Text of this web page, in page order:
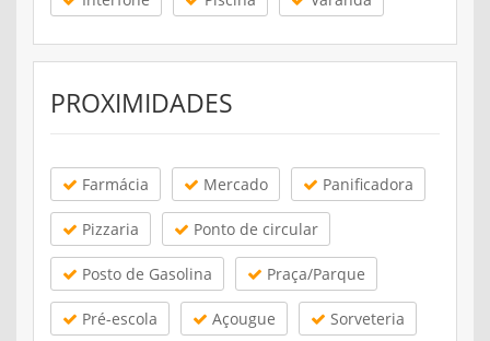
PROXIMIDADES
Farmácia Mercado Panificadora
Pizzaria Ponto de circular
Posto de Gasolina Praça/Parque
Pré-escola Açougue Sorveteria